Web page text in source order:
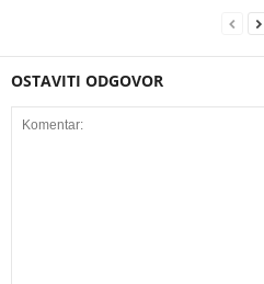
OSTAVITI ODGOVOR